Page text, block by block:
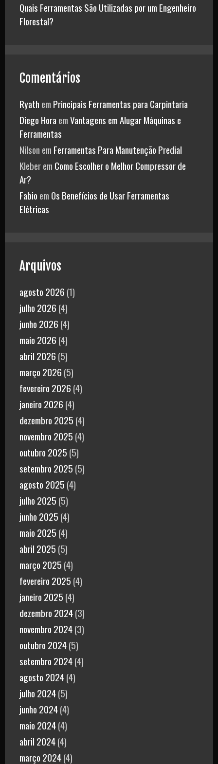
Quais Ferramentas São Utilizadas por um Engenheiro
Florestal?
Comentários
Ryath em Principais Ferramentas para Carpintaria
Diego Hora emVantagens em Alugar Máquinas e
Ferramentas
Nilson em Ferramentas Para Manutenção Predial
Kleberem Como Escolher o Melhor Compressor de
Ar?
Fabio em Os Benefícios de Usar Ferramentas
Elétricas
Arquivos
agosto 2026 (1)
julho 2026 (4)
junho 2026 (4)
maio 2026 (4)
abril 2026 (5)
março 2026 (5)
fevereiro 2026 (4)
janeiro 2026 (4)
dezembro 2025 (4)
novembro 2025 (4)
outubro 2025 (5)
setembro 2025 (5)
agosto 2025 (4)
julho 2025 (5)
junho 2025 (4)
maio 2025 (4)
abril 2025 (5)
março 2025 (4)
fevereiro 2025 (4)
janeiro 2025 (4)
dezembro 2024(3)
novembro 2024(3)
outubro 2024(5)
setembro 2024(4)
agosto 2024(4)
julho 2024(5)
junho 2024(4)
maio 2024(4)
abril 2024(4)
março 2024(4)